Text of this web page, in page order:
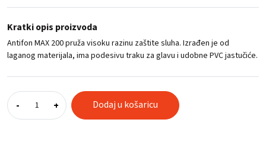
Kratki opis proizvoda
Antifon MAX 200 pruža visoku razinu zaštite sluha. Izrađen je od
laganog materijala, ima podesivu traku za glavu i udobne PVC jastučiće.
Antifon
MAX
200
+
- Dodaj u košaricu